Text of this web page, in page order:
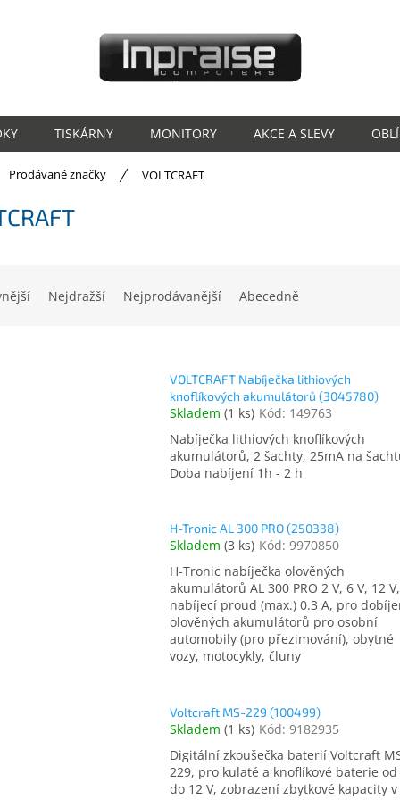
TISKÁRNY MONITORY AKCE A SLEVY
Prodávané značky VOLTCRAFT
Nejdražší Nejprodávanější Abecedně
VOLTCRAFT Nabíječka lithiových
knoflíkových akumulátorů (3045780)
Skladem (1 ks) Kód: 149763
Nabíječka lithiových knoflíkových
akumulátorů, 2 šachty, 25mA na
Doba nabíjení 1h - 2 h
H-Tronic AL 300 PRO (250338)
Skladem (3 ks) Kód: 9970850
H-Tronic nabíječka olověných
akumulátorů AL 300 PRO 2 V, 6 V, 12 V,
nabíjecí proud (max.) 0.3 A, pro
olověných akumulátorů pro osobní
automobily (pro přezimování), obytné
vozy, motocykly, čluny
Voltcraft MS-229 (100499)
Skladem (1 ks) Kód: 9182935
Digitální zkoušečka baterií Voltcraft
229, pro kulaté a knoflíkové baterie od
do 12 V, zobrazení zbytkové kapacity v